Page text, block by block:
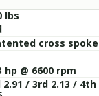
lbs
cross spoke
hp @ 6600 rpm
/ 3rd 2.13 / 4th